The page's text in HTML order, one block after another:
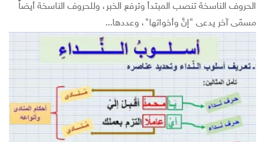
الحروف الناسخة تنصب المبتدأ وترفع الخبر، وللحروف الناسخة أيضاً
مسمّى آخر يدعى "إنَّ وأخواتها"، وعددها...